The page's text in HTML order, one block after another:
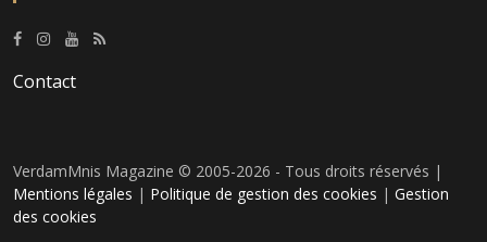
Contact
VerdamMnis Magazine © 2005-2026 - Tous droits réservés |
Mentions légales | Politique de gestion des cookies | Gestion
des cookies